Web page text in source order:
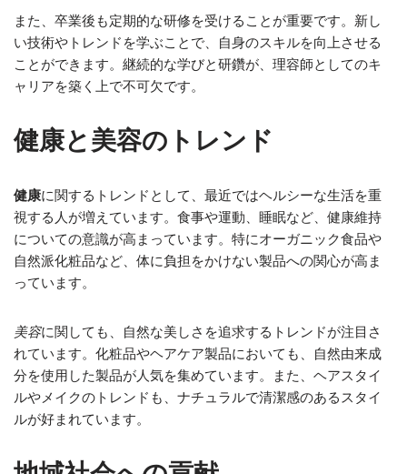
また、卒業後も定期的な研修を受けることが重要です。新し
い技術やトレンドを学ぶことで、自身のスキルを向上させる
ことができます。継続的な学びと研鑽が、理容師としてのキ
ャリアを築く上で不可欠です。
健康と美容のトレンド
健康に関するトレンドとして、最近ではヘルシーな生活を重
視する人が増えています。食事や運動、睡眠など、健康維持
についての意識が高まっています。特にオーガニック食品や
自然派化粧品など、体に負担をかけない製品への関心が高ま
っています。
美容に関しても、自然な美しさを追求するトレンドが注目さ
れています。化粧品やヘアケア製品においても、自然由来成
分を使用した製品が人気を集めています。また、ヘアスタイ
ルやメイクのトレンドも、ナチュラルで清潔感のあるスタイ
ルが好まれています。